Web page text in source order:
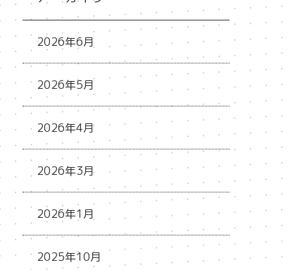
2026年6月
2026年5月
2026年4月
2026年3月
2026年1月
2025年10月